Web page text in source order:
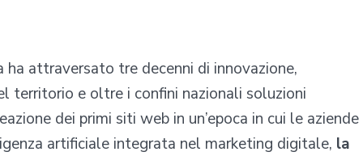
ha attraversato tre decenni di innovazione,
territorio e oltre i confini nazionali soluzioni
dei primi siti web in un’epoca in cui le aziende
artificiale integrata nel marketing digitale, la